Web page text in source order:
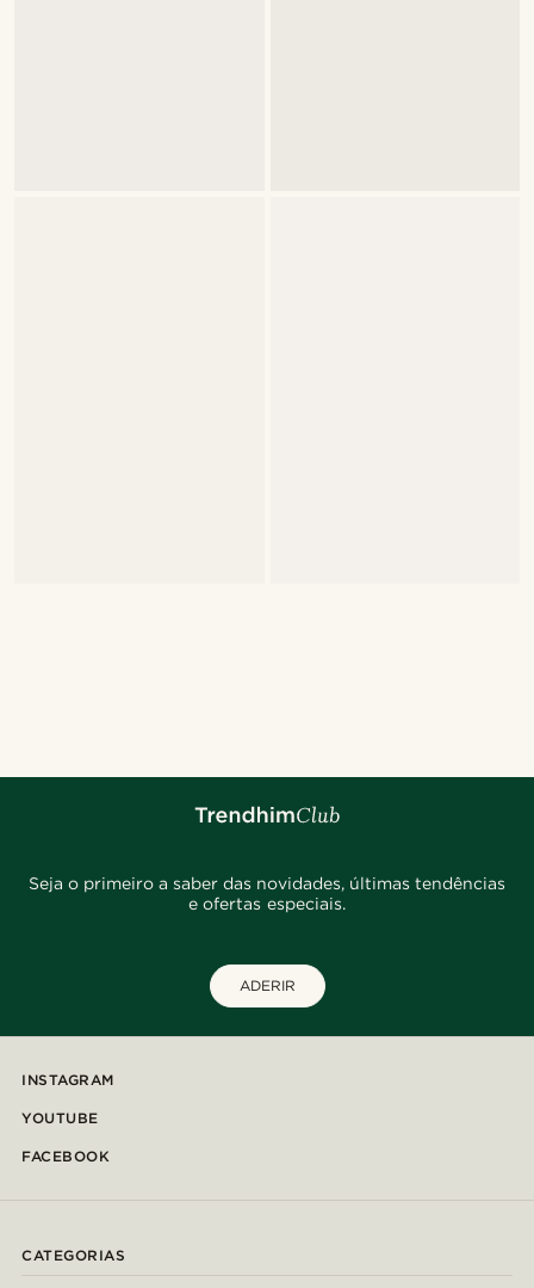
Seja o primeiro a saber das novidades, últimas tendências
e ofertas especiais.
ADERIR
INSTAGRAM
YOUTUBE
FACEBOOK
CATEGORIAS